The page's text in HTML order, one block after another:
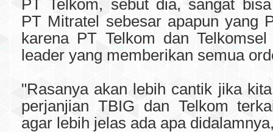
PT Telkom, sebut dia, sangat
PT Mitratel sebesar apapun yang
karena PT Telkom dan
leader yang memberikan semua
"Rasanya akan lebih cantik jika
perjanjian TBIG dan Telkom
agar lebih jelas ada apa